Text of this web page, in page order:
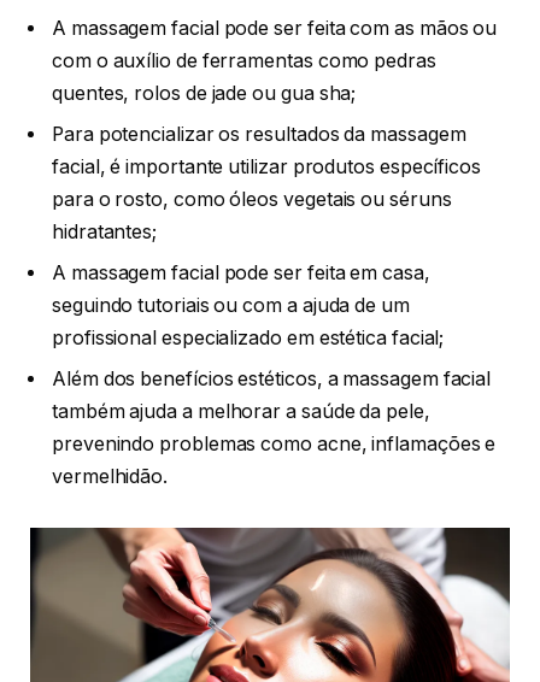
A massagem facial pode ser feita com as mãos ou
com o auxílio de ferramentas como pedras
quentes, rolos de jade ou gua sha;
Para potencializar os resultados da massagem
facial, é importante utilizar produtos específicos
para o rosto, como óleos vegetais ou séruns
hidratantes;
A massagem facial pode ser feita em casa,
seguindo tutoriais ou com a ajuda de um
profissional especializado em estética facial;
Além dos benefícios estéticos, a massagem facial
também ajuda a melhorar a saúde da pele,
prevenindo problemas como acne, inflamações e
vermelhidão.